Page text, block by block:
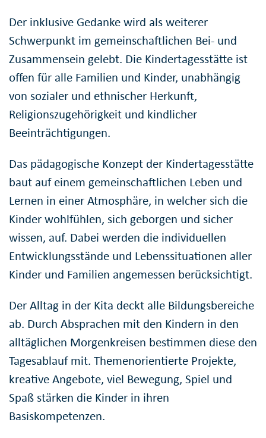
Der inklusive Gedanke wird als weiterer
Schwerpunkt im gemeinschaftlichen Bei- und
Zusammensein gelebt. Die Kindertagesstätte ist
offen für alle Familien und Kinder, unabhängig
von sozialer und ethnischer Herkunft,
Religionszugehörigkeit und kindlicher
Beeinträchtigungen.
Das pädagogische Konzept der Kindertagesstätte
baut auf einem gemeinschaftlichen Leben und
Lernen in einer Atmosphäre, in welcher sich die
Kinder wohlfühlen, sich geborgen und sicher
wissen, auf. Dabei werden die individuellen
Entwicklungsstände und Lebenssituationen aller
Kinder und Familien angemessen berücksichtigt.
Der Alltag in der Kita deckt alle Bildungsbereiche
ab. Durch Absprachen mit den Kindern in den
alltäglichen Morgenkreisen bestimmen diese den
Tagesablauf mit. Themenorientierte Projekte,
kreative Angebote, viel Bewegung, Spiel und
Spaß stärken die Kinder in ihren
Basiskompetenzen.